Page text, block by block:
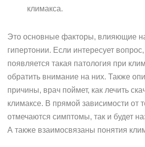
климакса.
Это основные факторы, влияющие
гипертонии. Если интересует
появляется такая патология при
обратить внимание на них. Также
причины, врач поймет, как лечить
климаксе. В прямой зависимости от
отмечаются симптомы, так и будет
А также взаимосвязаны понятия